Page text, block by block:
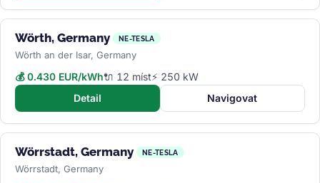
Wörth, Germany NE-TESLA
Wörth an der Isar, Germany
💰 0.430 EUR/kWh🔌 12 míst⚡ 250 kW
Detail
Navigovat
Wörrstadt, Germany NE-TESLA
Wörrstadt, Germany